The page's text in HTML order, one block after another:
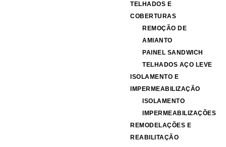
TELHADOS E
COBERTURAS
REMOÇÃO DE
AMIANTO
PAINEL SANDWICH
TELHADOS AÇO LEVE
ISOLAMENTO E
IMPERMEABILIZAÇÃO
ISOLAMENTO
IMPERMEABILIZAÇÕES
REMODELAÇÕES E
REABILITAÇÃO